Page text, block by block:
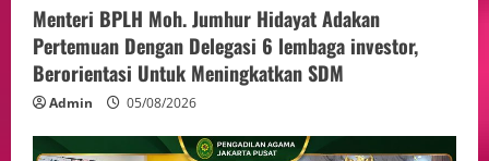
Menteri BPLH Moh. Jumhur Hidayat Adakan
Pertemuan Dengan Delegasi 6 lembaga investor,
Berorientasi Untuk Meningkatkan SDM
Admin 05/08/2026